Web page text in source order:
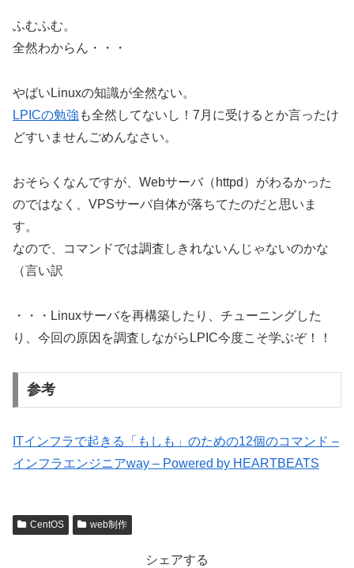
ふむふむ。
全然わからん・・・
やばいLinuxの知識が全然ない。
LPICの勉強 も全然してないし！7月に受けるとか言ったけ
どすいませんごめんなさい。
おそらくなんですが、Webサーバ（httpd）がわるかった
のではなく、VPSサーバ自体が落ちてたのだと思いま
す。
なので、コマンドでは調査しきれないんじゃないのかな
（言い訳
・・・Linuxサーバを再構築したり、チューニングした
り、今回の原因を調査しながらLPIC今度こそ学ぶぞ！！
参考
ITインフラで起きる「もしも」のための12個のコマンド –
インフラエンジニアway – Powered by HEARTBEATS
CentOS web制作
シェアする